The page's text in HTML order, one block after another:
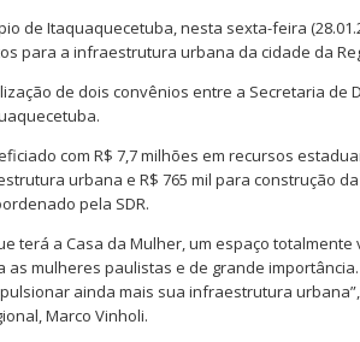
de Itaquaquecetuba, nesta sexta-feira
para a infraestrutura urbana da cidade da
de dois convênios entre a Secretaria de
com R$ 7,7 milhões em recursos
urbana e R$ 765 mil para construção
pela SDR.
terá a Casa da Mulher, um espaço
as mulheres paulistas e de grande
ainda mais sua infraestrutura
Marco Vinholi.